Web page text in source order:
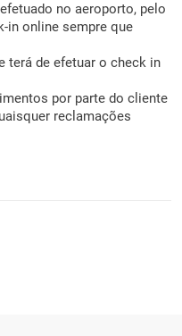
no aeroporto, pelo
in online sempre que
terá de efetuar o check in
por parte do cliente
reclamações